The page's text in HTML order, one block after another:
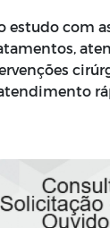
estudo com